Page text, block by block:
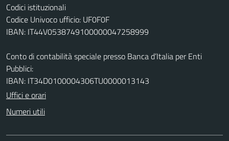
Codici istituzionali
Codice Univoco ufficio: UF0F0F
IBAN: IT44V0538749100000047258999
Conto di contabilità speciale presso Banca d’Italia per Enti
Pubblici:
IBAN: IT34D0100004306TU0000013143
Uffici e orari
Numeri utili